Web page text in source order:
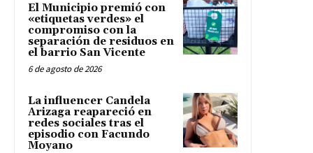
El Municipio premió con
«etiquetas verdes» el
compromiso con la
separación de residuos en
el barrio San Vicente
6 de agosto de 2026
La influencer Candela
Arizaga reapareció en
redes sociales tras el
episodio con Facundo
Moyano